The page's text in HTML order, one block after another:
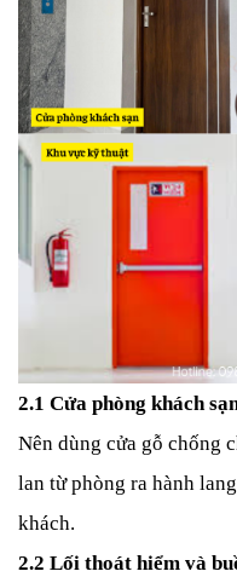
2.1 Cửa phòng khách
Nên dùng cửa gỗ chống
lan từ phòng ra hành
khách.
2.2 Lối thoát hiểm và